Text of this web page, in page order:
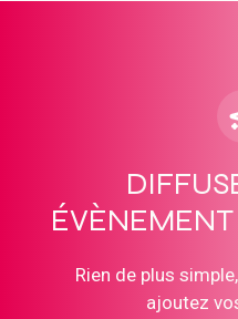
Rien de plus
ajoutez